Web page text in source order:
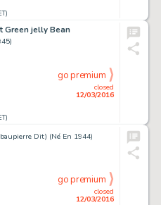
Green jelly Bean
closed
12/03/2016
go premium
Dit) (Né En 1944)
closed
12/03/2016
go premium